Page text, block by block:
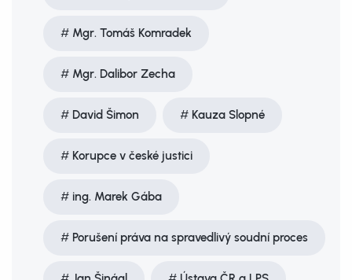
Mgr. Tomáš Komradek
Mgr. Dalibor Zecha
David Šimon Kauza Slopné
Korupce v české justici
ing. Marek Gába
Porušení práva na spravedlivý soudní proces